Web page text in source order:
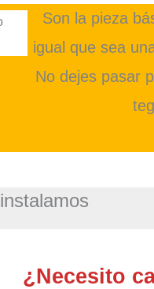
Son la pieza
igual que sea
No dejes pasar
instalamos
¿Necesito